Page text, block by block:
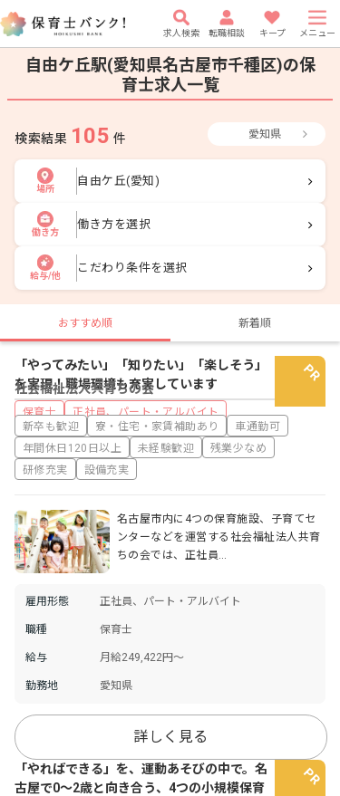
求人検索 転職相談 キープ メニュー
自由ケ丘駅(愛知県名古屋市千種区)の保
育士求人一覧
検索結果 105 件 愛知県
場所
自由ケ丘(愛知)
働き方
働き方を選択
給与/他
こだわり条件を選択
おすすめ順 新着順
社会福祉法人共育ちの会
保育士 正社員、パート・アルバイト
「やってみたい」「知りたい」「楽しそう」
を実現！職場環境も充実しています
新卒も歓迎 寮・住宅・家賃補助あり
車通勤可
年間休日120日以上
未経験歓迎
残業少なめ
研修充実
設備充実
名古屋市内に4つの保育施設、子育てセ
ンターなどを運営する社会福祉法人共育
ちの会では、正社員…
雇用形態 正社員、パート・アルバイト
職種 保育士
給与 月給249,422円～
勤務地 愛知県
詳しく見る
「やればできる」を、運動あそびの中で。名
古屋で0〜2歳と向き合う、4つの小規模保育